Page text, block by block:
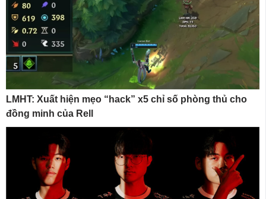
LMHT: Xuất hiện mẹo “hack” x5 chỉ số phòng thủ cho
đồng minh của Rell